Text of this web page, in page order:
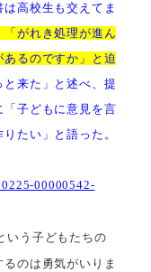
は高校生も交えてま
がれき処理が進ん
るのですか」と迫
来た」と述べ、提
「子どもに意見を言
たい」と語った。
00000542-
いう子どもたちの
のは勇気がいりま